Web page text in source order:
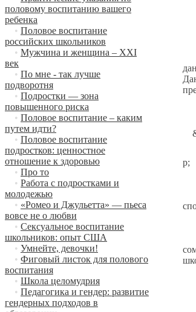
половому воспитанию вашего
ребенка
• Половое воспитание
российских школьников
• Мужчина и женщина – XXI
век
• По мне - так лучше
подворотня
• Подростки — зона
повышенного риска
• Половое воспитание – каким
путем идти?
• Половое воспитание
подростков: ценностное
отношение к здоровью
• Про то
• Работа с подростками и
молодежью
• «Ромео и Джульетта» — пьеса
вовсе не о любви
• Сексуальное воспитание
школьников: опыт США
• Умнейте, девочки!
• Фиговый листок для полового
воспитания
• Школа целомудрия
• Педагогика и гендер: развитие
гендерных подходов в
p;